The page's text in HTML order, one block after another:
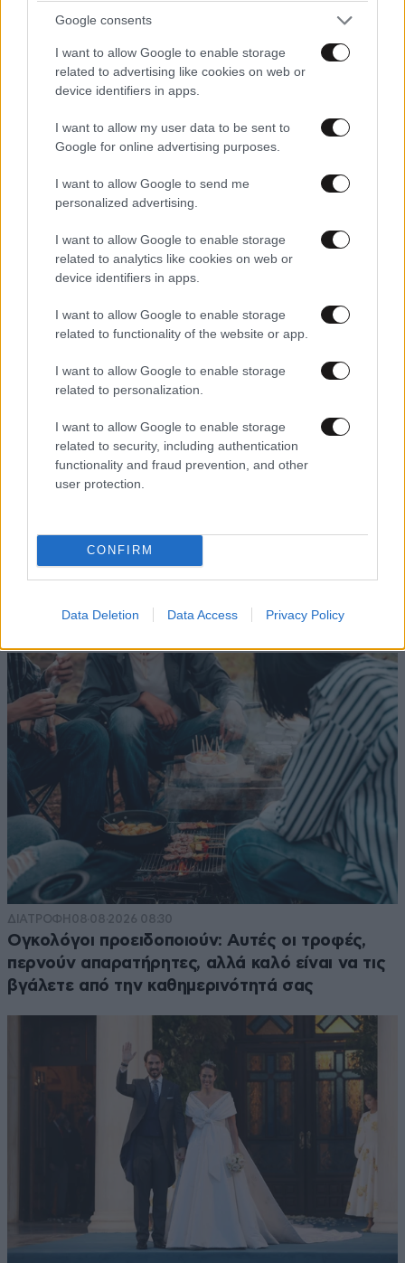
Google consents
I want to allow Google to enable storage
related to advertising like cookies on web or
device identifiers in apps.
I want to allow my user data to be sent to
Google for online advertising purposes.
I want to allow Google to send me
personalized advertising.
I want to allow Google to enable storage
related to analytics like cookies on web or
device identifiers in apps.
I want to allow Google to enable storage
related to functionality of the website or app.
I want to allow Google to enable storage
related to personalization.
I want to allow Google to enable storage
related to security, including authentication
functionality and fraud prevention, and other
user protection.
CONFIRM
Data Deletion Data Access Privacy Policy
ΟΙΚΟΝΟΜΙΑ08·08·2026 13:03
Ποιοι φορολογούμενοι θα λάβουν email ή
τηλεφώνημα από την ΑΑΔΕ για φορολογικές
ΔΙΑΤΡΟΦΗ 08·08·2026 08:30
Ογκολόγοι προειδοποιούν: Αυτές οι τροφές,
περνούν απαρατήρητες, αλλά καλό είναι να τις
βγάλετε από την καθημερινότητά σας